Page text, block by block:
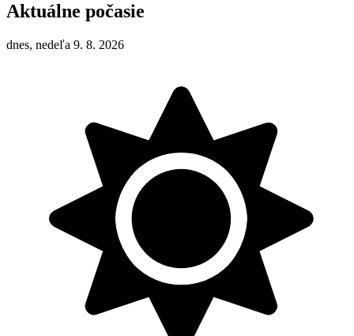
Aktuálne počasie
dnes, nedeľa 9. 8. 2026